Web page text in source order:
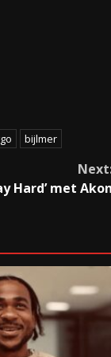
bijlmer
Hard’ met